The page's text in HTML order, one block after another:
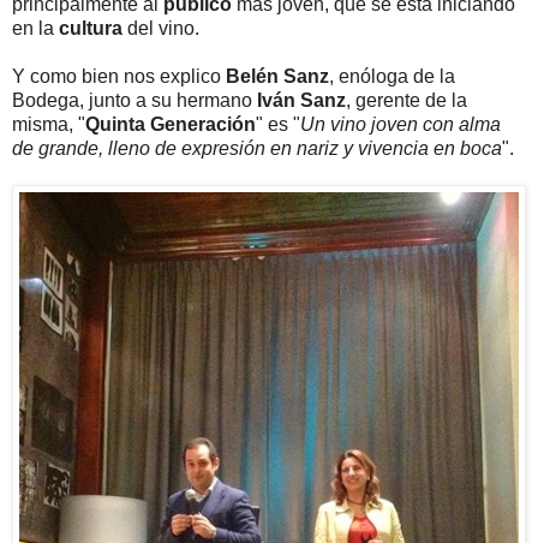
en la cultura del vino.
Y como bien nos explico Belén Sanz, enóloga de la
Bodega, junto a su hermano Iván Sanz, gerente de la
misma, "Quinta Generación" es "Un vino joven con alma
de grande, lleno de expresión en nariz y vivencia en boca".